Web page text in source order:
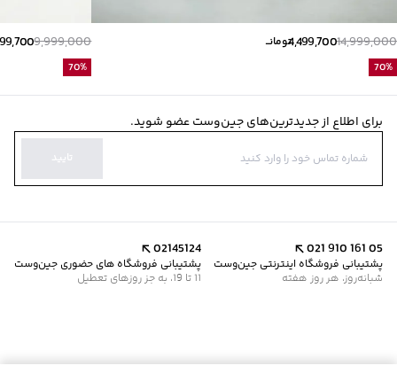
14,999,000
4,499,700تومانــ
70%
9,999,000
70%
برای اطلاع از جدیدترین‌های جین‌وست عضو شوید.
تایید
021 910 161 05
پشتیبانی فروشگاه اینترنتی جین‌وست
شبانه‌روز، هر روز هفته
02145124
پشتیبانی فروشگاه های حضوری جین‌وست
11 تا 19، به جز روزهای تعطیل